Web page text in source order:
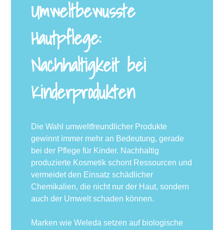
Umweltbewusste
Hautpflege:
Nachhaltigkeit bei
Kinderprodukten
Die Wahl umweltfreundlicher Produkte
gewinnt immer mehr an Bedeutung, gerade
bei der Pflege für Kinder. Nachhaltig
produzierte Kosmetik schont Ressourcen und
vermeidet den Einsatz schädlicher
Chemikalien, die nicht nur der Haut, sondern
auch der Umwelt schaden können.
Marken wie Weleda setzen auf biologische